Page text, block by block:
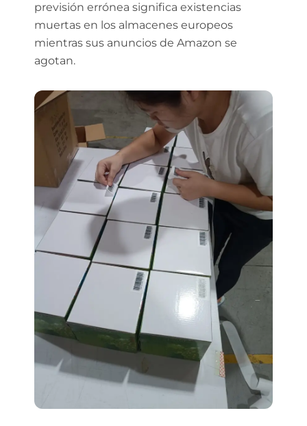
previsión errónea significa existencias
muertas en los almacenes europeos
mientras sus anuncios de Amazon se
agotan.